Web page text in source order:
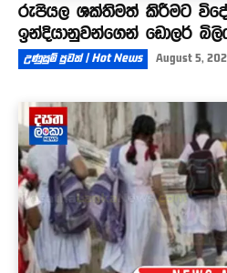
රුපියල ශක්තිමත් කිරීමට
ඉන්දියානුවන්ගෙන් ඩොලර්
උණුසුම් පුවත් | Hot News August 5,